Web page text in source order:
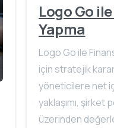
Logo Go
Yapma
Logo Go ile
için stratejik
yöneticilere net
yaklaşımı, şirket
üzerinden